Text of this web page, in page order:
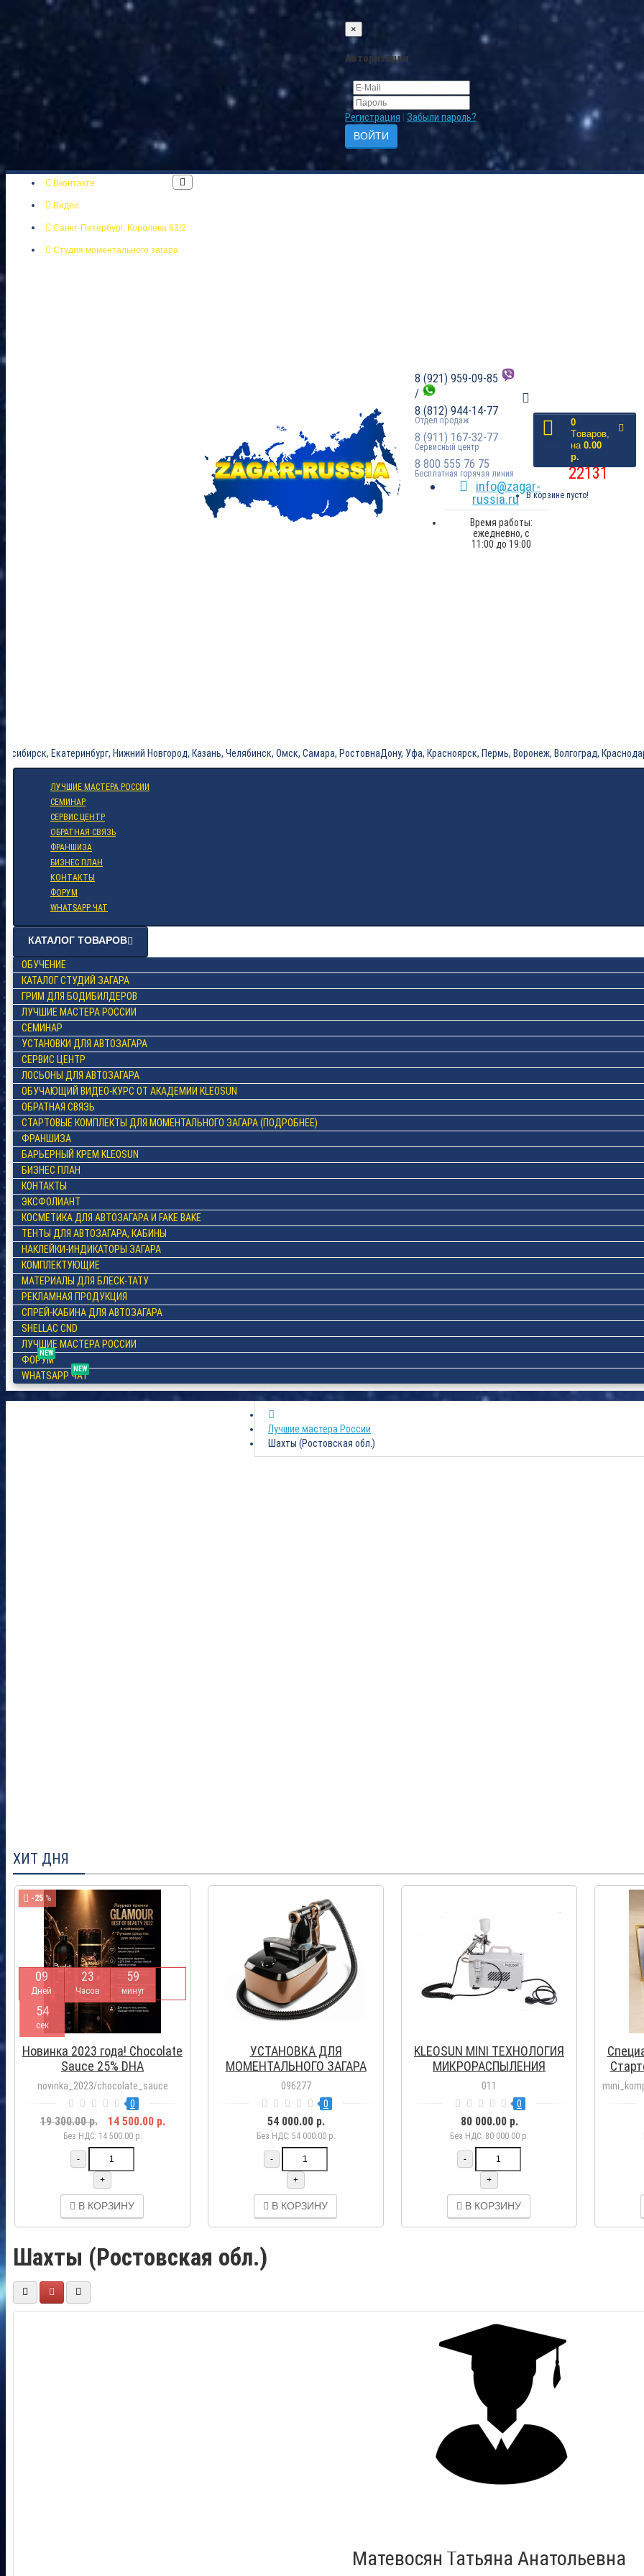
×
Авторизация
Регистрация Забыли пароль?
Вконтакте
Видео
Санкт-Петербург, Королева 63/2
Студия моментального загара
8 (921) 959-09-85
/
8 (812) 944-14-77
Отдел продаж
8 (911) 167-32-77
Сервисный центр
8 800 555 76 75
Бесплатная горячая линия
info@zagar-
russia.ru
Время работы:
ежедневно, с
11:00 до 19:00
доставлено
заказов:
22131
0
Tоваров,
на 0.00
р.
В корзине пусто!
Екатеринбург, Нижний Новгород, Казань, Челябинск, Омск, Самара, РостовнаДону, Уфа, Красноярск, Пермь, Воронеж, Волгоград, Краснодар,
ЛУЧШИЕ МАСТЕРА РОССИИ
СЕМИНАР
СЕРВИС ЦЕНТР
ОБРАТНАЯ СВЯЗЬ
ФРАНШИЗА
БИЗНЕС ПЛАН
КОНТАКТЫ
ФОРУМ
WHATSAPP ЧАТ
КАТАЛОГ ТОВАРОВ
ОБУЧЕНИЕ
КАТАЛОГ СТУДИЙ ЗАГАРА
ГРИМ ДЛЯ БОДИБИЛДЕРОВ
ЛУЧШИЕ МАСТЕРА РОССИИ
СЕМИНАР
УСТАНОВКИ ДЛЯ АВТОЗАГАРА
СЕРВИС ЦЕНТР
ЛОСЬОНЫ ДЛЯ АВТОЗАГАРА
ОБУЧАЮЩИЙ ВИДЕО-КУРС ОТ АКАДЕМИИ KLEOSUN
ОБРАТНАЯ СВЯЗЬ
СТАРТОВЫЕ КОМПЛЕКТЫ ДЛЯ МОМЕНТАЛЬНОГО ЗАГАРА (ПОДРОБНЕЕ)
ФРАНШИЗА
БАРЬЕРНЫЙ КРЕМ KLEOSUN
БИЗНЕС ПЛАН
КОНТАКТЫ
ЭКСФОЛИАНТ
КОСМЕТИКА ДЛЯ АВТОЗАГАРА И FAKE BAKE
ТЕНТЫ ДЛЯ АВТОЗАГАРА, КАБИНЫ
НАКЛЕЙКИ-ИНДИКАТОРЫ ЗАГАРА
КОМПЛЕКТУЮЩИЕ
МАТЕРИАЛЫ ДЛЯ БЛЕСК-ТАТУ
РЕКЛАМНАЯ ПРОДУКЦИЯ
СПРЕЙ-КАБИНА ДЛЯ АВТОЗАГАРА
SHELLAC CND
ЛУЧШИЕ МАСТЕРА РОССИИ
NEW
ФОРУМ
NEW
WHATSAPP ЧАТ
Лучшие мастера России
Шахты (Ростовская обл.)
ХИТ ДНЯ
-25 %
09
Дней
23
Часов
59
минут
53
сек
Новинка 2023 года! Chocolate
Sauce 25% DHA
novinka_2023/chocolate_sauce
0
19 300.00 р. 14 500.00 р.
Без НДС: 14 500.00 р.
-
+
В КОРЗИНУ
УСТАНОВКА ДЛЯ
МОМЕНТАЛЬНОГО ЗАГАРА
ALLURE XENA KLEOSUN PRO
096277
0
54 000.00 р.
Без НДС: 54 000.00 р.
-
+
В КОРЗИНУ
KLEOSUN MINI ТЕХНОЛОГИЯ
МИКРОРАСПЫЛЕНИЯ
"MICROCORE"
011
0
80 000.00 р.
Без НДС: 80 000.00 р.
-
+
В КОРЗИНУ
для
Шахты (Ростовская обл.)
Матевосян Татьяна Анатольевна